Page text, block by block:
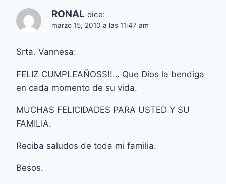
RONAL dice:
marzo 15, 2010 a las 11:47 am
Srta. Vannesa:
FELIZ CUMPLEAÑOSS!!… Que Dios la bendiga
en cada momento de su vida.
MUCHAS FELICIDADES PARA USTED Y SU
FAMILIA.
Reciba saludos de toda mi familia.
Besos.